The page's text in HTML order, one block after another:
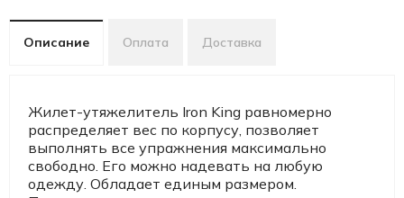
Описание Оплата Доставка
Жилет-утяжелитель Iron King равномерно
распределяет вес по корпусу, позволяет
выполнять все упражнения максимально
свободно. Его можно надевать на любую
одежду. Обладает единым размером.